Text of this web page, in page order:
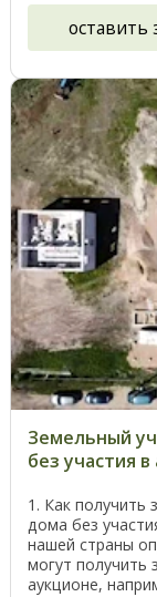
оставить
Земельный
без участия
1. Как получить
дома без
нашей страны
могут получить
аукционе,